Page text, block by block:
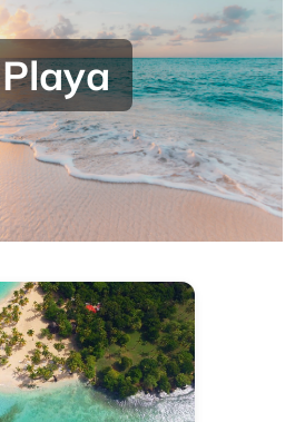
Playa